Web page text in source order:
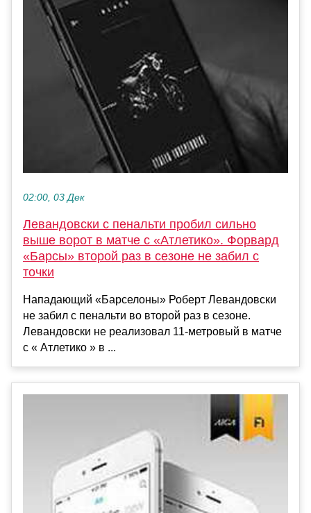
02:00, 03 Дек
Левандовски c пенальти пробил сильно
выше ворот в матче с «Атлетико». Форвард
«Барсы» второй раз в сезоне не забил с
точки
Нападающий «Барселоны» Роберт Левандовски
не забил с пенальти во второй раз в сезоне.
Левандовски не реализовал 11-метровый в матче
с « Атлетико » в ...